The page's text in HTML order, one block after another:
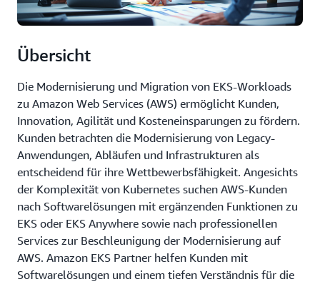
Übersicht
Die Modernisierung und Migration von EKS-Workloads
zu Amazon Web Services (AWS) ermöglicht Kunden,
Innovation, Agilität und Kosteneinsparungen zu fördern.
Kunden betrachten die Modernisierung von Legacy-
Anwendungen, Abläufen und Infrastrukturen als
entscheidend für ihre Wettbewerbsfähigkeit. Angesichts
der Komplexität von Kubernetes suchen AWS-Kunden
nach Softwarelösungen mit ergänzenden Funktionen zu
EKS oder EKS Anywhere sowie nach professionellen
Services zur Beschleunigung der Modernisierung auf
AWS. Amazon EKS Partner helfen Kunden mit
Softwarelösungen und einem tiefen Verständnis für die